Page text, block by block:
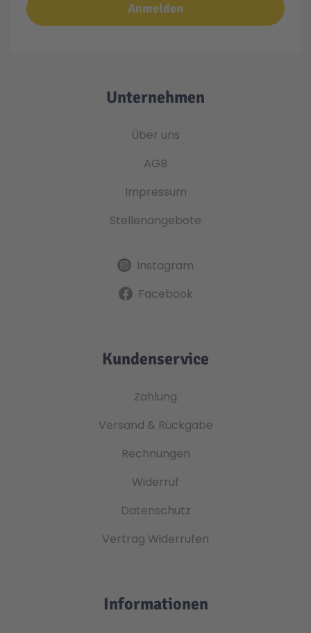
Anmelden
Unternehmen
Über uns
AGB
Impressum
Stellenangebote
Instagram
Facebook
Kundenservice
Zahlung
Versand & Rückgabe
Rechnungen
Widerruf
Datenschutz
Vertrag Widerrufen
Informationen